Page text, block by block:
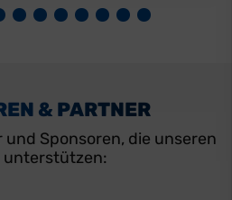
& PARTNER
und Sponsoren, die unseren
unterstützen: